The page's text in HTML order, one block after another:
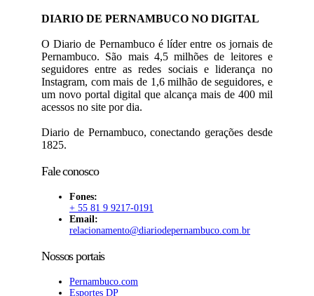
DIARIO DE PERNAMBUCO NO DIGITAL
O Diario de Pernambuco é líder entre os jornais de
Pernambuco. São mais 4,5 milhões de leitores e
seguidores entre as redes sociais e liderança no
Instagram, com mais de 1,6 milhão de seguidores, e
um novo portal digital que alcança mais de 400 mil
acessos no site por dia.
Diario de Pernambuco, conectando gerações desde
1825.
Fale conosco
Fones:
+ 55 81 9 9217-0191
Email:
relacionamento@diariodepernambuco.com.br
Nossos portais
Pernambuco.com
Esportes DP